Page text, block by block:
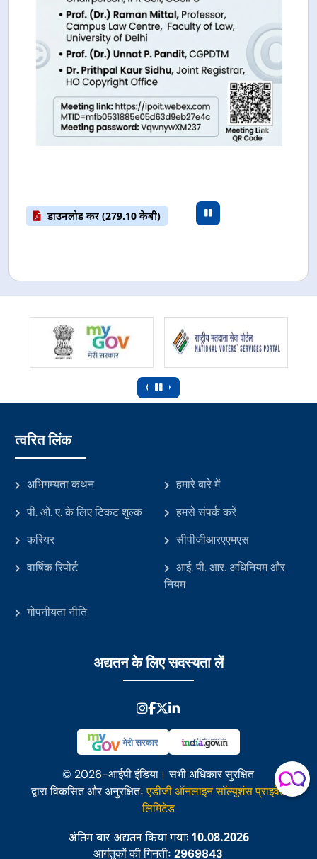
डाउनलोड करें (279.10 केबी)
‹ ›
त्वरित लिंक
अभिगम्यता कथन
हमारे बारे में
पी. ओ. ए. के लिए टिकट शुल्क
हमसे संपर्क करें
करियर
सीपीजीआरएएमएस
वार्षिक रिपोर्ट
आई. पी. आर. अधिनियम और
नियम
गोपनीयता नीति
अद्यतन के लिए सदस्यता लें
© 2026-आईपी इंडिया। सभी अधिकार सुरक्षित
द्वारा विकसित और अनुरक्षितःएडीजी ऑनलाइन सॉल्यूशंस प्राइवेट
लिमिटेड
अंतिम बार अद्यतन किया गयाः 10.08.2026
आगंतुकों की गिनतीः2969843